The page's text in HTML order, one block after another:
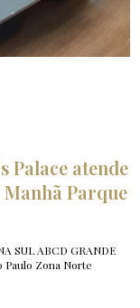
Palace atende
Parque
SUL ABCD GRANDE
Paulo Zona Norte